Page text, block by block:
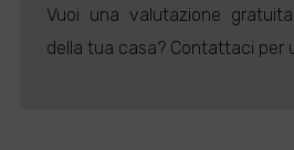
Vuoi una valutazione
della tua casa? Contattaci per